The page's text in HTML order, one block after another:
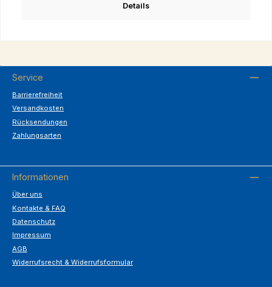
Details
Service
Barrierefreiheit
Versandkosten
Rücksendungen
Zahlungsarten
Informationen
Über uns
Kontakte & FAQ
Datenschutz
Impressum
AGB
Widerrufsrecht & Widerrufsformular